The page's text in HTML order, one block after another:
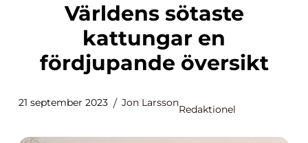
Världens sötaste
kattungar en
fördjupande översikt
21 september 2023 Jon Larsson
Redaktionel